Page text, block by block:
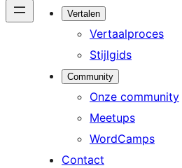
Vertalen
Vertaalproces
Stijlgids
Community
Onze community
Meetups
WordCamps
Contact